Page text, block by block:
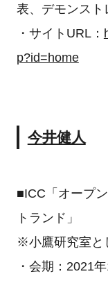
表、デモンスト
・サイトURL：
p?id=home
今井健人
■ICC「オープ
トランド」
※小鷹研究室と
・会期：2021